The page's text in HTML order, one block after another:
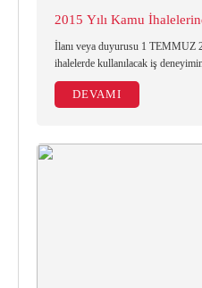
2015 Yılı Kamu
İlanı veya duyurusu 1 TEMMUZ
ihalelerde kullanılacak iş
kayıt edilerek düzenlenmiş olması
DEVAMI